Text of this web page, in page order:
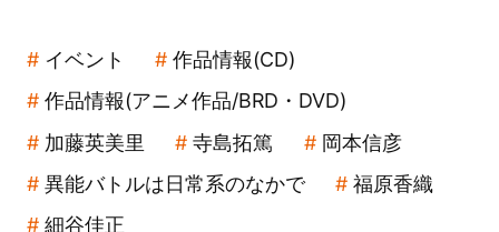
イベント
作品情報(CD)
作品情報(アニメ作品/BRD・DVD)
加藤英美里
寺島拓篤
岡本信彦
異能バトルは日常系のなかで
福原香織
細谷佳正